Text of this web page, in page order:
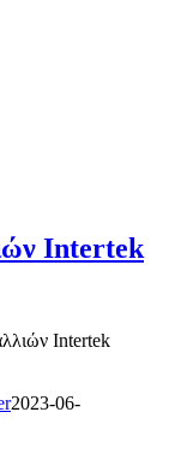
Intertek
Intertek
2023-06-